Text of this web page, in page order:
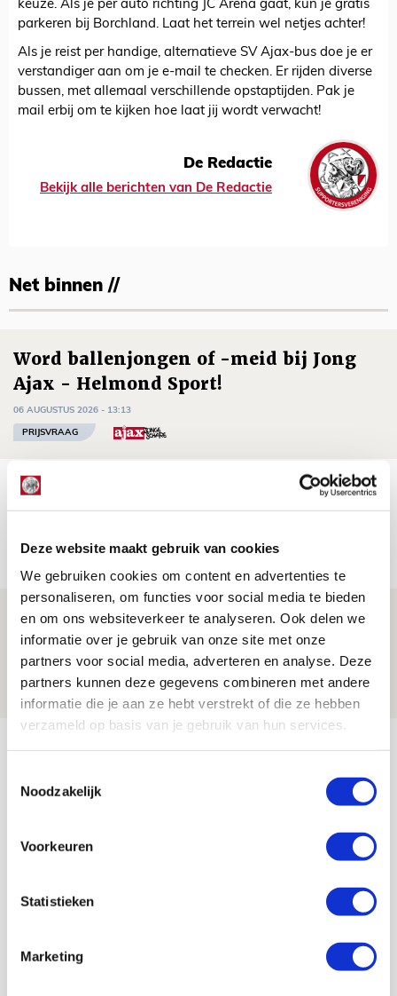
Deze website maakt gebruik van cookies
We gebruiken cookies om content en advertenties te
personaliseren, om functies voor social media te bieden
en om ons websiteverkeer te analyseren. Ook delen we
informatie over je gebruik van onze site met onze
partners voor social media, adverteren en analyse. Deze
partners kunnen deze gegevens combineren met andere
informatie die je aan ze hebt verstrekt of die ze hebben
verzameld op basis van je gebruik van hun services.
Noodzakelijk
Voorkeuren
Statistieken
Marketing
keuze. Als je per auto richting JC Arena gaat, kun je gratis
parkeren bij Borchland. Laat het terrein wel netjes achter!
Als je reist per handige, alternatieve SV Ajax-bus doe je er
verstandiger aan om je e-mail te checken. Er rijden diverse
bussen, met allemaal verschillende opstaptijden. Pak je
mail erbij om te kijken hoe laat jij wordt verwacht!
De Redactie
Bekijk alle berichten van De Redactie
Net binnen //
Word ballenjongen of -meid bij Jong
Ajax - Helmond Sport!
06 AUGUSTUS 2026 - 13:13
PRIJSVRAAG
Reis jij als mascotte mee naar uitduel
met Telstar?
Drie dingen die je moet weten over
Ajax - Shelbourne
06 AUGUSTUS 2026 - 09:33
NIEUWS
Bekijk meer
AUG
11